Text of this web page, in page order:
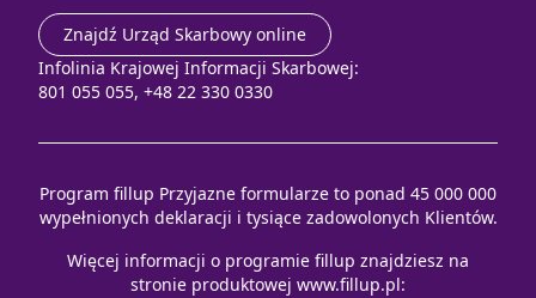
Znajdź Urząd Skarbowy online
Infolinia Krajowej Informacji Skarbowej:
801 055 055, +48 22 330 0330
Program fillup Przyjazne formularze to ponad 45 000 000
wypełnionych deklaracji i tysiące zadowolonych Klientów.
Więcej informacji o programie fillup znajdziesz na
stronie produktowej www.fillup.pl: